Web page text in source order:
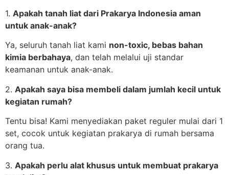
1. Apakah tanah liat dari Prakarya Indonesia aman
untuk anak-anak?
Ya, seluruh tanah liat kami non-toxic, bebas bahan
kimia berbahaya, dan telah melalui uji standar
keamanan untuk anak-anak.
2. Apakah saya bisa membeli dalam jumlah kecil untuk
kegiatan rumah?
Tentu bisa! Kami menyediakan paket reguler mulai dari 1
set, cocok untuk kegiatan prakarya di rumah bersama
orang tua.
3. Apakah perlu alat khusus untuk membuat prakarya